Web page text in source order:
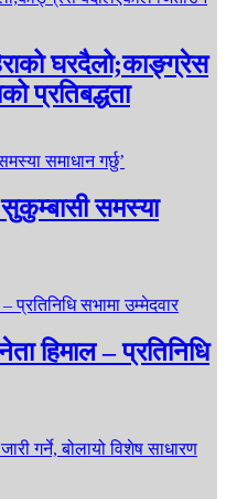
घरदैलो;काङ्ग्रेस
प्रतिबद्धता
समस्या
हिमाल – प्रतिनिधि